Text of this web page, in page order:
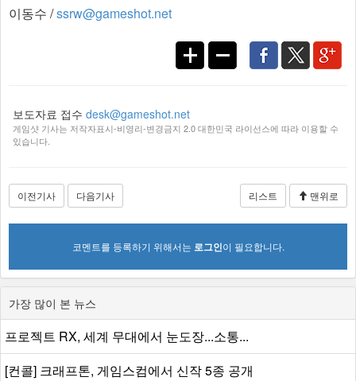
이동수 /ssrw@gameshot.net
보도자료 접수 desk@gameshot.net
게임샷 기사는 저작자표시-비영리-변경금지 2.0 대한민국 라이선스에 따라 이용할 수
있습니다.
이전기사 다음기사 리스트 맨위로
코멘트를 등록하기 위해서는 로그인이 필요합니다.
가장 많이 본 뉴스
프로젝트 RX, 세계 무대에서 눈도장...소통...
[컨콜] 크래프톤, 게임스컴에서 신작 5종 공개